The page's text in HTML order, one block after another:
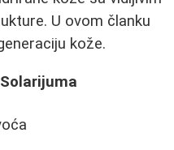
U ovom članku
kože.